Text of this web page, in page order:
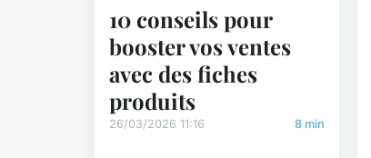
10 conseils pour
booster vos ventes
avec des fiches
produits
26/03/2026 11:16 8 min